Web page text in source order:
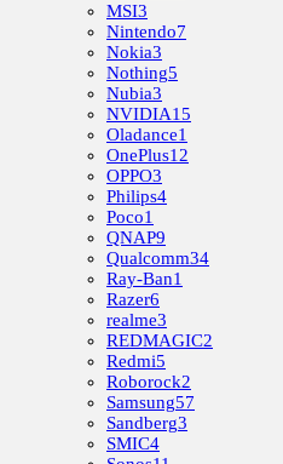
MSI3
Nintendo7
Nokia3
Nothing5
Nubia3
NVIDIA15
Oladance1
OnePlus12
OPPO3
Philips4
Poco1
QNAP9
Qualcomm34
Ray-Ban1
Razer6
realme3
REDMAGIC2
Redmi5
Roborock2
Samsung57
Sandberg3
SMIC4